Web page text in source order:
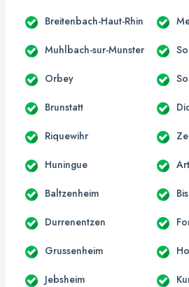
Breitenbach-Haut-Rhin
Muhlbach-sur-Munster
Orbey
Brunstatt
Riquewihr
Huningue
Baltzenheim
Durrenentzen
Grussenheim
Jebsheim